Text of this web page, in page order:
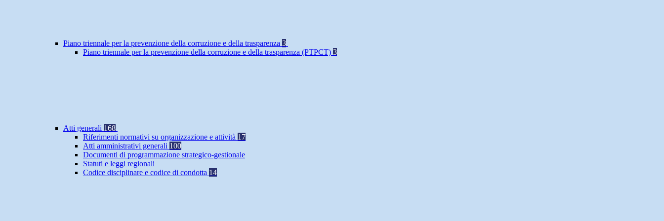
Piano triennale per la prevenzione della corruzione e della trasparenza 3
Piano triennale per la prevenzione della corruzione e della trasparenza (PTPCT) 3
Atti generali 168
Riferimenti normativi su organizzazione e attività 17
Atti amministrativi generali 100
Documenti di programmazione strategico-gestionale
Statuti e leggi regionali
Codice disciplinare e codice di condotta 14